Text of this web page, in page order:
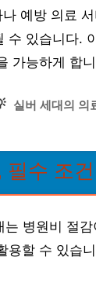
예방 의료
수 있습니다.
가능하게 합
실버 세대의 의
필수 조
는 병원비 절
용할 수 있습